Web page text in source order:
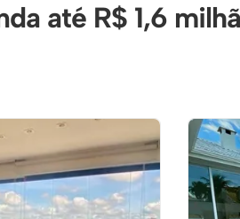
até R$ 1,6